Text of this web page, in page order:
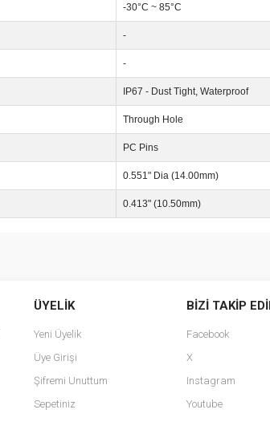
-30°C ~ 85°C
-
-
IP67 - Dust Tight, Waterproof
Through Hole
PC Pins
0.551" Dia (14.00mm)
0.413" (10.50mm)
ÜYELİK
Yeni Üyelik
Üye Girişi
Şifremi Unuttum
Sepetiniz
BİZİ TAKİP
Facebook
X
Instagram
Youtube